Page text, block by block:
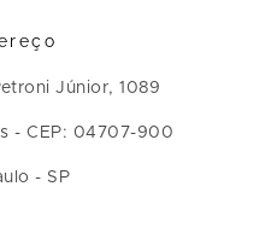
Júnior, 1089
- CEP: 04707-900
- SP